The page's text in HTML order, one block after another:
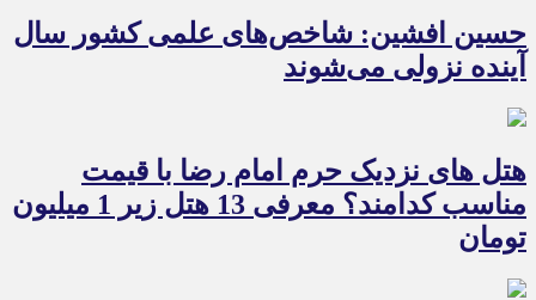
حسین افشین: شاخص‌های علمی کشور سال
آینده نزولی می‌شوند
هتل های نزدیک حرم امام رضا با قیمت
مناسب کدامند؟ معرفی 13 هتل زیر 1 میلیون
تومان